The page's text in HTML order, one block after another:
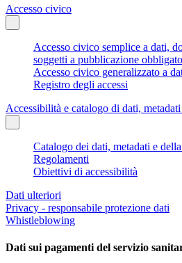
Accesso civico
Accesso civico semplice a dati,
soggetti a pubblicazione
Accesso civico generalizzato a
Registro degli accessi
Accessibilità e catalogo di dati,
Catalogo dei dati, metadati e
Regolamenti
Obiettivi di accessibilità
Dati ulteriori
Privacy - responsabile protezione dati
Whistleblowing
Dati sui pagamenti del servizio